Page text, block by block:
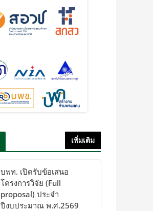
เพิ่มเติม
บพท. เปิดรับข้อเสนอ
โครงการวิจัย (Full
proposal) ประจำ
ปีงบประมาณ พ.ศ.2569